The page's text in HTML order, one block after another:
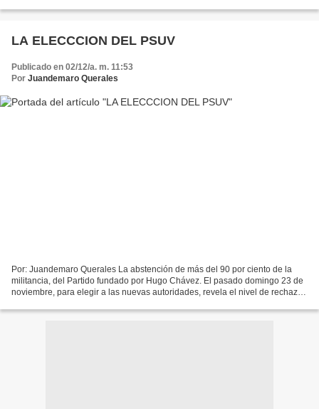
LA ELECCCION DEL PSUV
Publicado en 02/12/a. m. 11:53
Por Juandemaro Querales
Por: Juandemaro Querales La abstención de más del 90 por ciento de la
militancia, del Partido fundado por Hugo Chávez. El pasado domingo 23 de
noviembre, para elegir a las nuevas autoridades, revela el nivel de rechazo